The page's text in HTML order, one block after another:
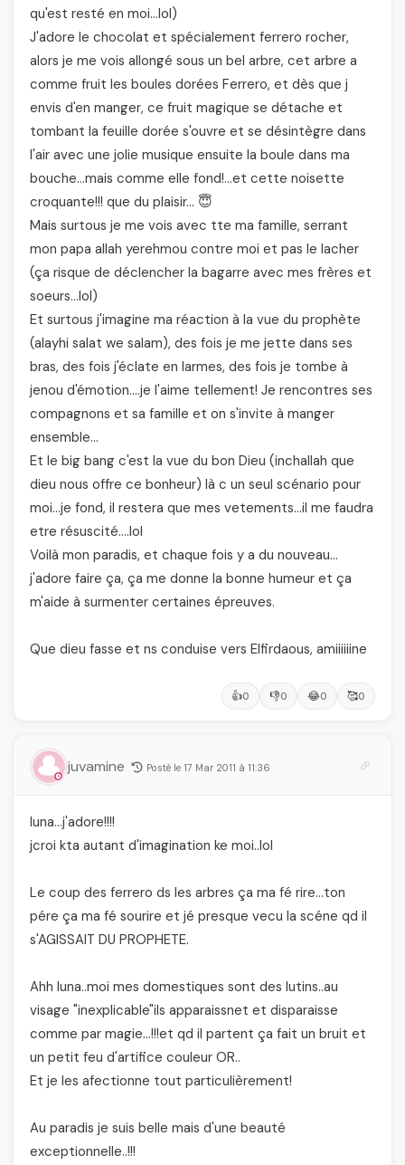
qu'est resté en moi…lol)
J'adore le chocolat et spécialement ferrero rocher,
alors je me vois allongé sous un bel arbre, cet arbre a
comme fruit les boules dorées Ferrero, et dès que j
envis d'en manger, ce fruit magique se détache et
tombant la feuille dorée s'ouvre et se désintègre dans
l'air avec une jolie musique ensuite la boule dans ma
bouche…mais comme elle fond!…et cette noisette
croquante!!! que du plaisir… 😇
Mais surtous je me vois avec tte ma famille, serrant
mon papa allah yerehmou contre moi et pas le lacher
(ça risque de déclencher la bagarre avec mes frères et
soeurs…lol)
Et surtous j'imagine ma réaction à la vue du prophète
(alayhi salat we salam), des fois je me jette dans ses
bras, des fois j'éclate en larmes, des fois je tombe à
jenou d'émotion….je l'aime tellement! Je rencontres ses
compagnons et sa famille et on s'invite à manger
ensemble…
Et le big bang c'est la vue du bon Dieu (inchallah que
dieu nous offre ce bonheur) là c un seul scénario pour
moi…je fond, il restera que mes vetements…il me faudra
etre résuscité….lol
Voilà mon paradis, et chaque fois y a du nouveau…
j'adore faire ça, ça me donne la bonne humeur et ça
m'aide à surmenter certaines épreuves.
Que dieu fasse et ns conduise vers Elfirdaous, amiiiiiine
👍0 👎0 😂0 🥰0
juvamine Posté le 17 Mar 2011 à 11:36
luna…j'adore!!!!
jcroi kta autant d'imagination ke moi..lol
Le coup des ferrero ds les arbres ça ma fé rire…ton
pére ça ma fé sourire et jé presque vecu la scéne qd il
s'AGISSAIT DU PROPHETE.
Ahh luna..moi mes domestiques sont des lutins..au
visage "inexplicable"ils apparaissnet et disparaisse
comme par magie…!!!et qd il partent ça fait un bruit et
un petit feu d'artifice couleur OR..
Et je les afectionne tout particulièrement!
Au paradis je suis belle mais d'une beauté
exceptionnelle..!!!